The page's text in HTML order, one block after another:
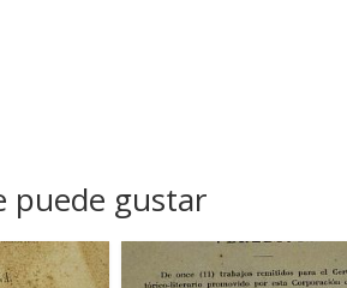
puede gustar